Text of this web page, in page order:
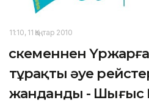
11:10, 11 Қаңтар 2010
Өскеменнен
тұрақты әуе
жанданды - Шығыс